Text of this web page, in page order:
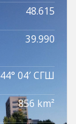
48.615
39.990
44° 04′ СГШ
856 km²